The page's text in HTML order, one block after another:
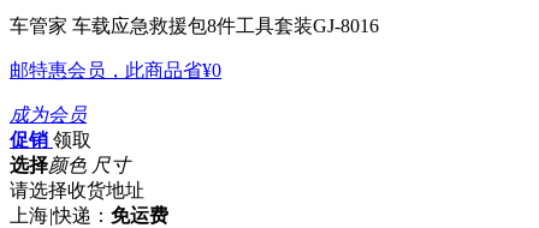
车管家 车载应急救援包8件工具套装GJ-8016
邮特惠会员，此商品省¥0
成为会员
促销 领取
选择颜色 尺寸
请选择收货地址
上海|快递： 免运费